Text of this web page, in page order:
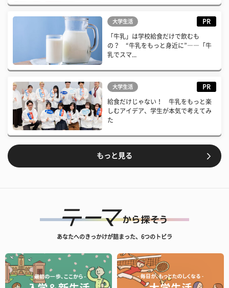
大学生活 PR
「牛乳」は学校給食だけで飲むも
の？ “牛乳をもっと身近に”――「牛
乳でスマ...
大学生活 PR
給食だけじゃない！ 牛乳をもっと楽
しむアイデア、学生が本気で考えてみ
た
もっと見る
あなたへのきっかけが詰まった、6つのトビラ